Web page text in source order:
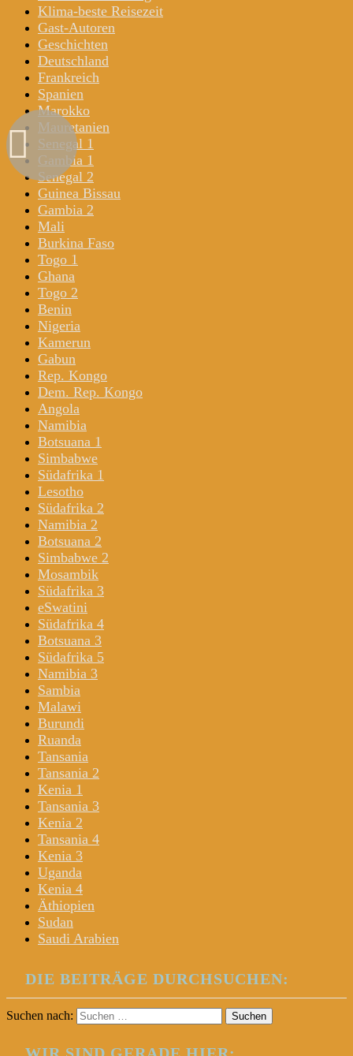
Klima-beste Reisezeit
Gast-Autoren
Geschichten
Deutschland
Frankreich
Spanien
Marokko
Mauretanien
Senegal 1
Gambia 1
Senegal 2
Guinea Bissau
Gambia 2
Mali
Burkina Faso
Togo 1
Ghana
Togo 2
Benin
Nigeria
Kamerun
Gabun
Rep. Kongo
Dem. Rep. Kongo
Angola
Namibia
Botsuana 1
Simbabwe
Südafrika 1
Lesotho
Südafrika 2
Namibia 2
Botsuana 2
Simbabwe 2
Mosambik
Südafrika 3
eSwatini
Südafrika 4
Botsuana 3
Südafrika 5
Namibia 3
Sambia
Malawi
Burundi
Ruanda
Tansania
Tansania 2
Kenia 1
Tansania 3
Kenia 2
Tansania 4
Kenia 3
Uganda
Kenia 4
Äthiopien
Sudan
Saudi Arabien
DIE BEITRÄGE DURCHSUCHEN:
Suchen nach: